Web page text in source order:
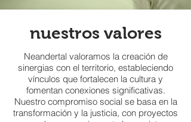
nuestros valores
Neandertal valoramos la creación de
sinergias con el territorio, estableciendo
vínculos que fortalecen la cultura y
fomentan conexiones significativas.
Nuestro compromiso social se basa en la
transformación y la justicia, con proyectos